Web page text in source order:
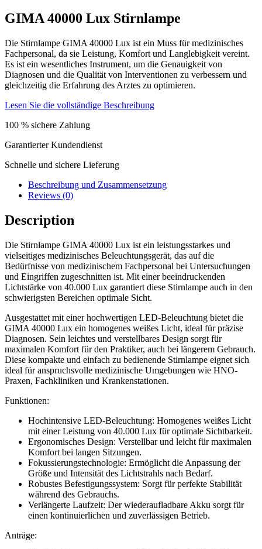
GIMA 40000 Lux Stirnlampe
Die Stirnlampe GIMA 40000 Lux ist ein Muss für medizinisches
Fachpersonal, da sie Leistung, Komfort und Langlebigkeit vereint.
Es ist ein wesentliches Instrument, um die Genauigkeit von
Diagnosen und die Qualität von Interventionen zu verbessern und
gleichzeitig die Erfahrung des Arztes zu optimieren.
Lesen Sie die vollständige Beschreibung
100 % sichere Zahlung
Garantierter Kundendienst
Schnelle und sichere Lieferung
Beschreibung und Zusammensetzung
Reviews (0)
Description
Die Stirnlampe GIMA 40000 Lux ist ein leistungsstarkes und
vielseitiges medizinisches Beleuchtungsgerät, das auf die
Bedürfnisse von medizinischem Fachpersonal bei Untersuchungen
und Eingriffen zugeschnitten ist. Mit einer beeindruckenden
Lichtstärke von 40.000 Lux garantiert diese Stirnlampe auch in den
schwierigsten Bereichen optimale Sicht.
Ausgestattet mit einer hochwertigen LED-Beleuchtung bietet die
GIMA 40000 Lux ein homogenes weißes Licht, ideal für präzise
Diagnosen. Sein leichtes und verstellbares Design sorgt für
maximalen Komfort für den Praktiker, auch bei längerem Gebrauch.
Diese kompakte und einfach zu bedienende Stirnlampe eignet sich
ideal für anspruchsvolle medizinische Umgebungen wie HNO-
Praxen, Fachkliniken und Krankenstationen.
Funktionen:
Hochintensive LED-Beleuchtung: Homogenes weißes Licht
mit einer Leistung von 40.000 Lux für optimale Sichtbarkeit.
Ergonomisches Design: Verstellbar und leicht für maximalen
Komfort bei langen Sitzungen.
Fokussierungstechnologie: Ermöglicht die Anpassung der
Größe und Intensität des Lichtstrahls nach Bedarf.
Robustes Befestigungssystem: Sorgt für perfekte Stabilität
während des Gebrauchs.
Verlängerte Laufzeit: Der wiederaufladbare Akku sorgt für
einen kontinuierlichen und zuverlässigen Betrieb.
Anträge: